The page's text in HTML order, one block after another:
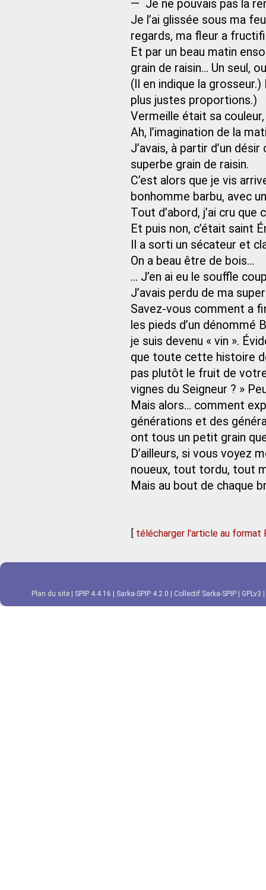
— Je ne pouvais pas la
Je l’ai glissée sous ma
regards, ma fleur a
Et par un beau matin
grain de raisin… Un seul,
(Il en indique la
plus justes proportions.)
Vermeille était sa
Ah, l’imagination de la
J’avais, à partir d’un
superbe grain de raisin.
C’est alors que je vis
bonhomme barbu, avec
Tout d’abord, j’ai cru que
Et puis non, c’était saint
Il a sorti un sécateur et
On a beau être de bois…
… J’en ai eu le souffle
J’avais perdu de ma
Savez-vous comment a
les pieds d’un dénommé
je suis devenu « vin ».
que toute cette histoire
pas plutôt le fruit de
vignes du Seigneur ? »
Mais alors… comment
générations et des
ont tous un petit grain
D’ailleurs, si vous voyez
noueux, tout tordu, tout
Mais au bout de chaque
[ télécharger l'article au format
Plan du site SPIP 4.4.16 Sarka-SPIP 4.2.0 Collectif Sarka-SPIP GPLv3